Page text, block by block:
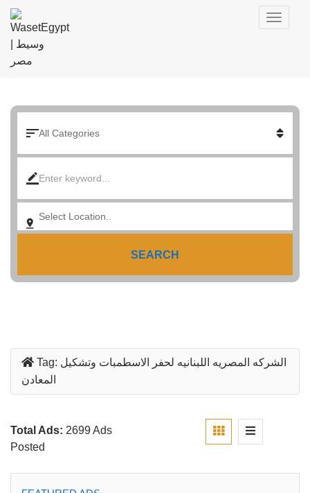
SEARCH
Tag: الشركه المصريه اللبنانيه لحفر الاسطمبات وتشكيل
المعادن
Total Ads: 2699 Ads
Posted